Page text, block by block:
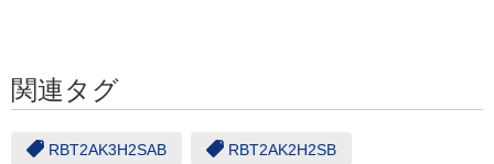
関連タグ
RBT2AK3H2SAB RBT2AK2H2SB